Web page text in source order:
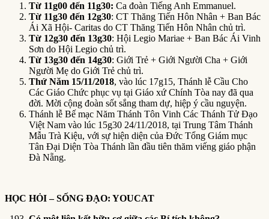
Từ 11g00 đến 11g30: Ca đoàn Tiếng Anh Emmanuel.
Từ 11g30 đến 12g30: CT Thăng Tiến Hôn Nhân + Ban Bác
Ái Xã Hội- Caritas do CT Thăng Tiến Hôn Nhân chủ trì.
Từ 12g30 đến 13g30: Hội Legio Mariae + Ban Bác Ái Vinh
Sơn do Hội Legio chủ trì.
Từ 13g30 đến 14g30: Giới Trẻ + Giới Người Cha + Giới
Người Mẹ do Giới Trẻ chủ trì.
Thứ Năm 15/11/2018, vào lúc 17g15, Thánh lễ Cầu Cho
Các Giáo Chức phục vụ tại Giáo xứ Chính Tòa nay đã qua
đời. Mời cộng đoàn sốt sắng tham dự, hiệp ý cầu nguyện.
Thánh lễ Bế mạc Năm Thánh Tôn Vinh Các Thánh Tử Đạo
Việt Nam vào lúc 15g30 24/11/2018, tại Trung Tâm Thánh
Mẫu Trà Kiệu, với sự hiện diện của Đức Tổng Giám mục
Tân Đại Diện Tòa Thánh lần đầu tiên thăm viếng giáo phận
Đà Nẵng.
HỌC HỎI – SỐNG ĐẠO: YOUCAT